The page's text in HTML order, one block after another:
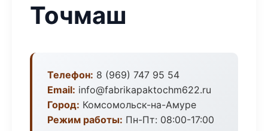
Точмаш
Телефон: 8 (969) 747 95 54
Email: info@fabrikapaktochm622.ru
Город: Комсомольск-на-Амуре
Режим работы: Пн-Пт: 08:00-17:00